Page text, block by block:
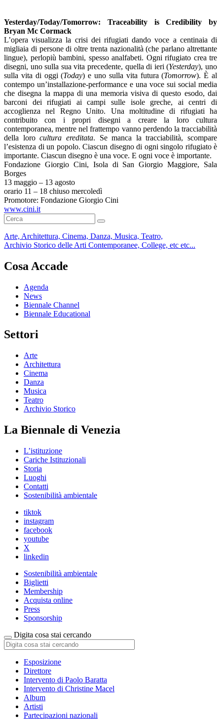
Yesterday/Today/Tomorrow: Traceability is Credibility by
Bryan Mc Cormack
L’opera visualizza la crisi dei rifugiati dando voce a centinaia di
migliaia di persone di oltre trenta nazionalità (che parlano altrettante
lingue), perlopiù bambini, spesso analfabeti. Ogni rifugiato crea tre
disegni, uno sulla sua vita precedente, quella di ieri (Yesterday), uno
sulla vita di oggi (Today) e uno sulla vita futura (Tomorrow). È al
contempo un’installazione-performance e una voce sui social media
che disegna la mappa di una memoria visiva di questo esodo, dai
barconi dei rifugiati ai campi sulle isole greche, ai centri di
accoglienza nel Regno Unito. Una moltitudine di rifugiati ha
contribuito con i propri disegni a creare la loro cultura
contemporanea, mentre nel frattempo vanno perdendo la tracciabilità
della lorocultura ereditata. Se manca la tracciabilità, scompare
l’esistenza di un popolo. Ciascun disegno di ogni singolo rifugiato è
importante. Ciascun disegno è una voce. E ogni voce è importante.
Fondazione Giorgio Cini, Isola di San Giorgio Maggiore, Sala
Borges
13 maggio – 13 agosto
orario 11 – 18 chiuso mercoledì
Promotore: Fondazione Giorgio Cini
www.cini.it
Arte, Architettura, Cinema, Danza, Musica, Teatro,
Archivio Storico delle Arti Contemporanee, College, etc etc...
Cosa Accade
Agenda
News
Biennale Channel
Biennale Educational
Settori
Arte
Architettura
Cinema
Danza
Musica
Teatro
Archivio Storico
La Biennale di Venezia
L’istituzione
Cariche Istituzionali
Storia
Luoghi
Contatti
Sostenibilità ambientale
tiktok
instagram
facebook
youtube
X
linkedin
Sostenibilità ambientale
Biglietti
Membership
Acquista online
Press
Sponsorship
Digita cosa stai cercando
Esposizione
Direttore
Intervento di Paolo Baratta
Intervento di Christine Macel
Album
Artisti
Partecipazioni nazionali